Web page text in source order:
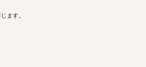
ます。